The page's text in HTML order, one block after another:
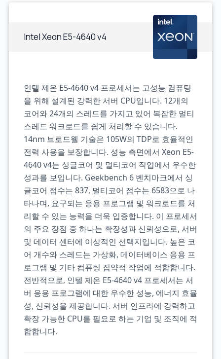
Intel Xeon E5-4640 v4
인텔 제온 E5-4640 v4 프로세서는 고성능 컴퓨팅
을 위해 설계된 강력한 서버 CPU입니다. 12개의
코어와 24개의 스레드를 가지고 있어 복잡한 멀티
스레드 워크로드를 쉽게 처리할 수 있습니다.
14nm 브로드웰 기술은 105W의 TDP로 효율적인
전력 사용을 보장합니다. 성능 측면에서 Xeon E5-
4640 v4는 싱글코어 및 멀티코어 작업에서 우수한
성과를 보입니다. Geekbench 6 벤치마크에서 싱
글코어 점수는 837, 멀티코어 점수는 6583으로 나
타나며, 요구되는 응용 프로그램 및 워크로드를 처
리할 수 있는 능력을 더욱 입증합니다. 이 프로세서
의 주요 장점 중 하나는 확장성과 신뢰성으로, 서버
및 데이터 센터에 이상적인 선택지입니다. 높은 코
어 개수와 스레드는 가상화, 데이터베이스 응용 프
로그램 및 기타 컴퓨팅 집약적 작업에 적합합니다.
전반적으로, 인텔 제온 E5-4640 v4 프로세서는 서
버 응용 프로그램에 대한 우수한 성능, 에너지 효율
성, 신뢰성을 제공합니다. 서버 인프라에 강력하고
확장 가능한 CPU를 필요로 하는 기업 및 조직에 적
합합니다.